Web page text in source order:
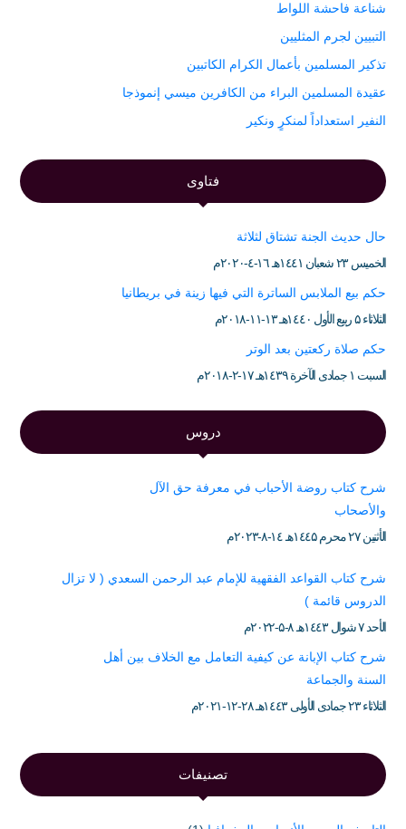
شناعة فاحشة اللواط
التبيين لجرم المثليين
تذكير المسلمين بأعمال الكرام الكاتبين
عقيدة المسلمين البراء من الكافرين ميسي إنموذجا
النفير استعداداً لمنكرٍ ونكير
فتاوى
حال حديث الجنة تشتاق لثلاثة
الخميس ۲۳ شعبان ۱٤٤۱هـ ۱٦-٤-۲۰۲۰م
حكم بيع الملابس الساترة التي فيها زينة في بريطانيا
الثلاثاء ۵ ربيع الأول ۱٤٤۰هـ ۱۳-۱۱-۲۰۱۸م
حكم صلاة ركعتين بعد الوتر
السبت ۱ جمادى الآخرة ۱٤۳۹هـ ۱۷-۲-۲۰۱۸م
دروس
شرح كتاب روضة الأحباب في معرفة حق الآل
والأصحاب
الأثنين ۲۷ محرم ۱٤٤۵هـ ۱٤-۸-۲۰۲۳م
شرح كتاب القواعد الفقهية للإمام عبد الرحمن السعدي ( لا تزال
الدروس قائمة )
الأحد ۷ شوال ۱٤٤۳هـ ۸-۵-۲۰۲۲م
شرح كتاب الإبانة عن كيفية التعامل مع الخلاف بين أهل
السنة والجماعة
الثلاثاء ۲۳ جمادى الأولى ۱٤٤۳هـ ۲۸-۱۲-۲۰۲۱م
تصنيفات